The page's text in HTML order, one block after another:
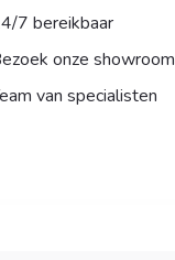
7 bereikbaar
onze showroom
van specialisten